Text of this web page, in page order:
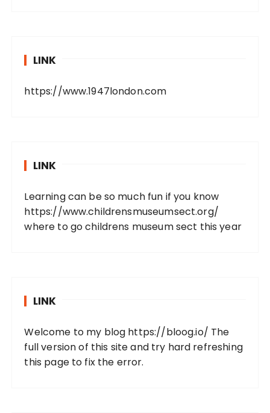
LINK
https://www.1947london.com
LINK
Learning can be so much fun if you know
https://www.childrensmuseumsect.org/
where to go childrens museum sect this year
LINK
Welcome to my blog https://bloog.io/ The
full version of this site and try hard refreshing
this page to fix the error.